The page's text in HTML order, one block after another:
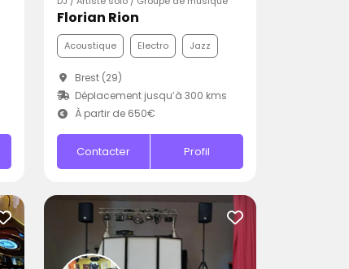
Florian Rion
Acoustique Electro Jazz
Brest (29)
Déplacement jusqu’à 300 kms
À partir de 650€
Contacter Profil